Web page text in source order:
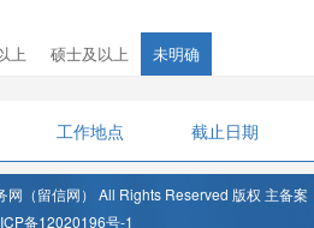
上 硕士及以上 未明确
工作地点 截止日期
（留信网） All Rights Reserved 版权 主备案
备12020196号-1